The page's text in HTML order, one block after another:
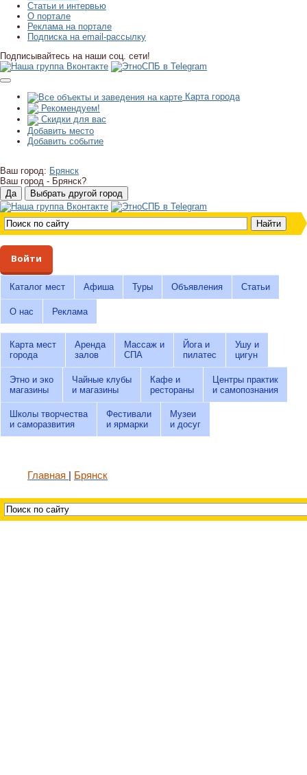
Статьи и интервью
О портале
Реклама на портале
Подписка на email-рассылку
Подписывайтесь на наши соц. сети!
Карта города
Рекомендуем!
Скидки для вас
Добавить место
Добавить событие
Ваш город: Брянск
Ваш город - Брянск?
Войти
Каталог мест Афиша Туры Объявления Статьи
О нас Реклама
Карта мест
города
Аренда
залов
Массаж и
СПА
Йога и
пилатес
Ушу и
цигун
Этно и эко
магазины
Чайные клубы
и магазины
Кафе и
рестораны
Центры практик
и самопознания
Школы творчества
и саморазвития
Фестивали
и ярмарки
Музеи
и досуг
Главная Брянск